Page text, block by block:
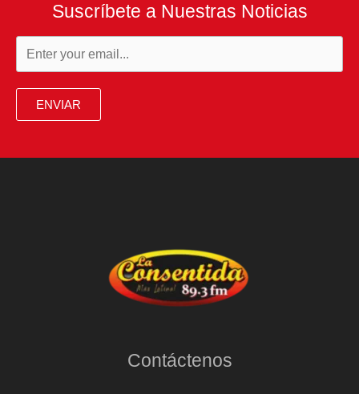
Suscríbete a Nuestras Noticias
ENVIAR
Contáctenos